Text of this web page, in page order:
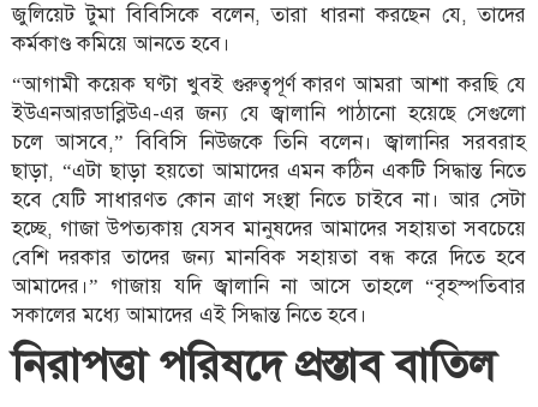
জুলিয়েট টুমা বিবিসিকে বলেন, তারা ধারনা করছেন যে, তাদের
কর্মকাণ্ড কমিয়ে আনতে হবে।
“আগামী কয়েক ঘণ্টা খুবই গুরুত্বপূর্ণ কারণ আমরা আশা করছি যে
ইউএনআরডাব্লিউএ-এর জন্য যে জ্বালানি পাঠানো হয়েছে সেগুলো
চলে আসবে,” বিবিসি নিউজকে তিনি বলেন। জ্বালানির সরবরাহ
ছাড়া, “এটা ছাড়া হয়তো আমাদের এমন কঠিন একটি সিদ্ধান্ত নিতে
হবে যেটি সাধারণত কোন ত্রাণ সংস্থা নিতে চাইবে না। আর সেটা
হচ্ছে, গাজা উপত্যকায় যেসব মানুষদের আমাদের সহায়তা সবচেয়ে
বেশি দরকার তাদের জন্য মানবিক সহায়তা বন্ধ করে দিতে হবে
আমাদের।” গাজায় যদি জ্বালানি না আসে তাহলে “বৃহস্পতিবার
সকালের মধ্যে আমাদের এই সিদ্ধান্ত নিতে হবে।
নিরাপত্তা পরিষদে প্রস্তাব বাতিল